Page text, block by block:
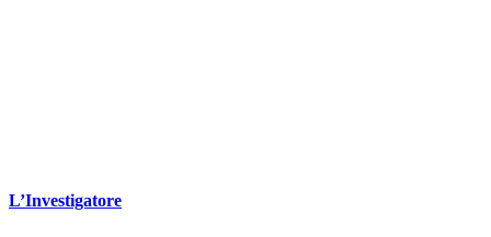
L’Investigatore